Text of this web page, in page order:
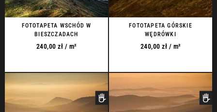
FOTOTAPETA WSCHÓD W
BIESZCZADACH
240,00 zł / m²
FOTOTAPETA GÓRSKIE
WĘDRÓWKI
240,00 zł / m²